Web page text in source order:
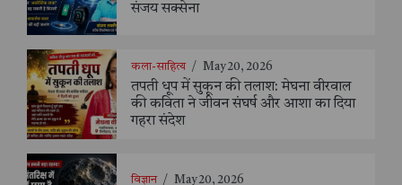
संजय सक्सेना
कला-साहित्य / May 20, 2026
तपती धूप में सुकून की तलाश: मेघना वीरवाल
की कविता ने जीवन संघर्ष और आशा का दिया
गहरा संदेश
विज्ञान / May 20, 2026